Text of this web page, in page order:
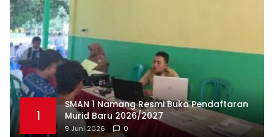
1
SMAN 1 Namang Resmi Buka Pendaftaran
Murid Baru 2026/2027
9 Juni 2026 0